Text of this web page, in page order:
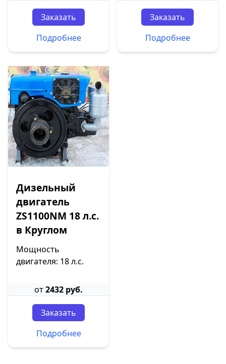
Заказать
Подробнее
Заказать
Подробнее
Дизельный
двигатель
ZS1100NM 18 л.с.
в Круглом
Мощность
двигателя: 18 л.с.
от2432 руб.
Заказать
Подробнее